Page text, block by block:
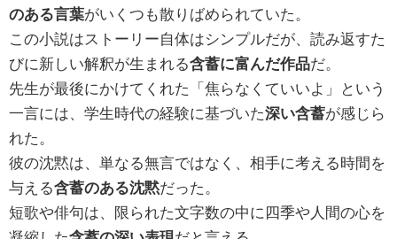
のある言葉がいくつも散りばめられていた。
この小説はストーリー自体はシンプルだが、読み返すた
びに新しい解釈が生まれる含蓄に富んだ作品だ。
先生が最後にかけてくれた「焦らなくていいよ」という
一言には、学生時代の経験に基づいた深い含蓄が感じら
れた。
彼の沈黙は、単なる無言ではなく、相手に考える時間を
与える含蓄のある沈黙だった。
短歌や俳句は、限られた文字数の中に四季や人間の心を